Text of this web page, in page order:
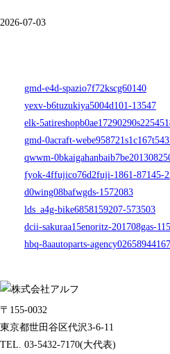
2026-07-03
gmd-e4d-spazio7f72kscg60140
yexv-b6tuzukiya5004d101-13547
elk-
gmd-0acraft-
qwwm-
fyok-4ffujico76d2fuji-1861-87145-
d0wing08bafwgds-1572083
lds_a4g-bike6858159207-573503
dcii-sakuraa15enoritz-201708gas-
hbq-8aautoparts-
〒155-0032
東京都世田谷区代沢3-6-11
TEL. 03-5432-7170(大代表)